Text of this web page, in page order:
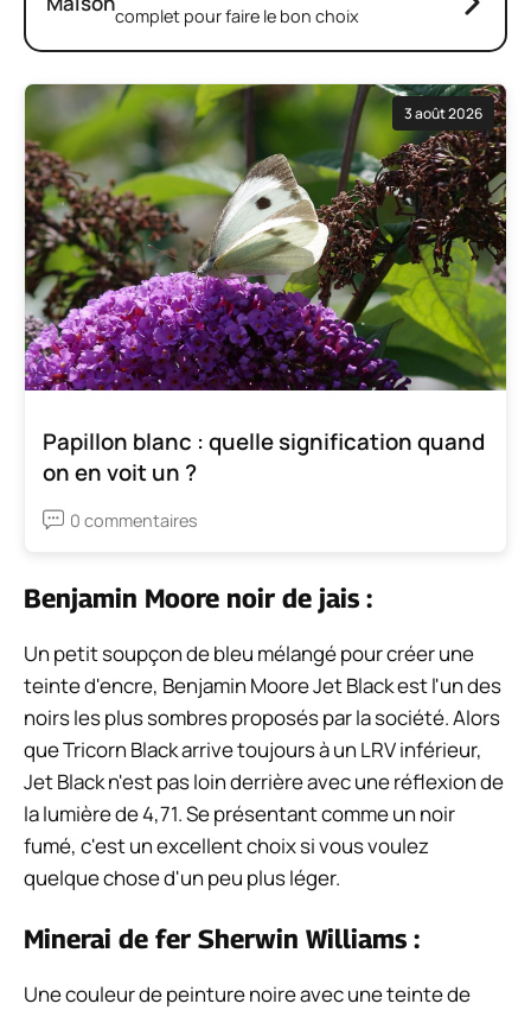
complet pour faire le bon choix
3 août 2026
Papillon blanc : quelle signification quand
on en voit un ?
0 commentaires
Benjamin Moore noir de jais :
Un petit soupçon de bleu mélangé pour créer une
teinte d'encre, Benjamin Moore Jet Black est l'un des
noirs les plus sombres proposés par la société. Alors
que Tricorn Black arrive toujours à un LRV inférieur,
Jet Black n'est pas loin derrière avec une réflexion de
la lumière de 4,71. Se présentant comme un noir
fumé, c'est un excellent choix si vous voulez
quelque chose d'un peu plus léger.
Minerai de fer Sherwin Williams :
Une couleur de peinture noire avec une teinte de